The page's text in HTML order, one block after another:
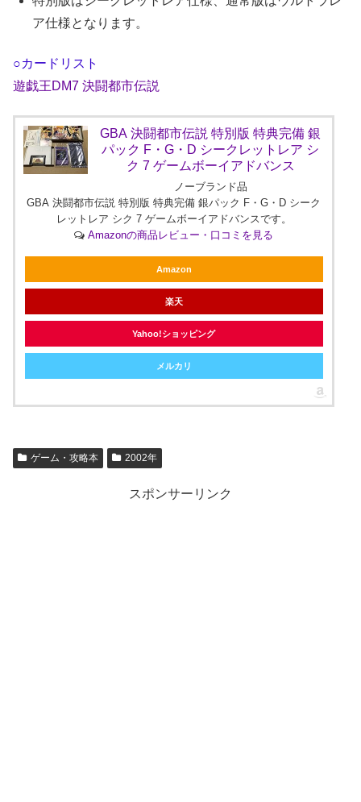
ア仕様となります。
○カードリスト
遊戯王DM7 決闘都市伝説
GBA 決闘都市伝説 特別版 特典完備 銀
パック F・G・D シークレットレア シ
ク 7 ゲームボーイアドバンス
ノーブランド品
GBA 決闘都市伝説 特別版 特典完備 銀パック F・G・D シーク
レットレア シク 7 ゲームボーイアドバンスです。
Amazonの商品レビュー・口コミを見る
Amazon
楽天
Yahoo!ショッピング
メルカリ
ゲーム・攻略本 2002年
スポンサーリンク